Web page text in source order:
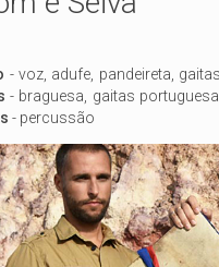
- voz, adufe, pandeireta,
- braguesa, gaitas
- percussão